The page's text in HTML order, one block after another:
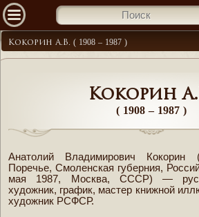
Кокорин А.В. ( 1908 – 1987 )
Кокорин
( 1908 – 1987 )
Анатолий Владимирович Кокорин
Поречье, Смоленская губерния,
мая 1987, Москва, СССР) —
художник, график, мастер книжной
художник РСФСР.